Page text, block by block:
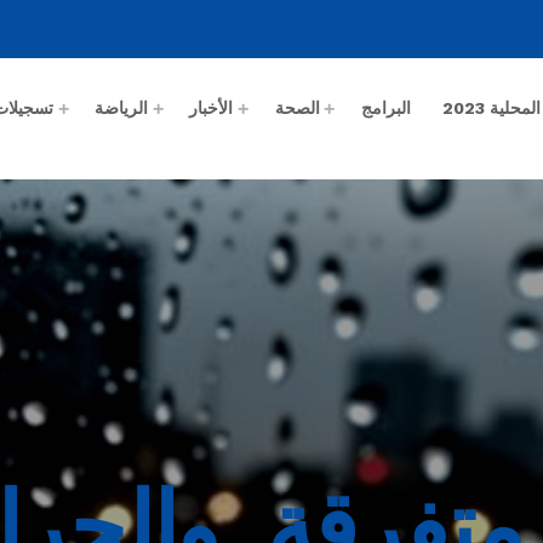
2023 البرامج الصحة الأخبار الرياضة